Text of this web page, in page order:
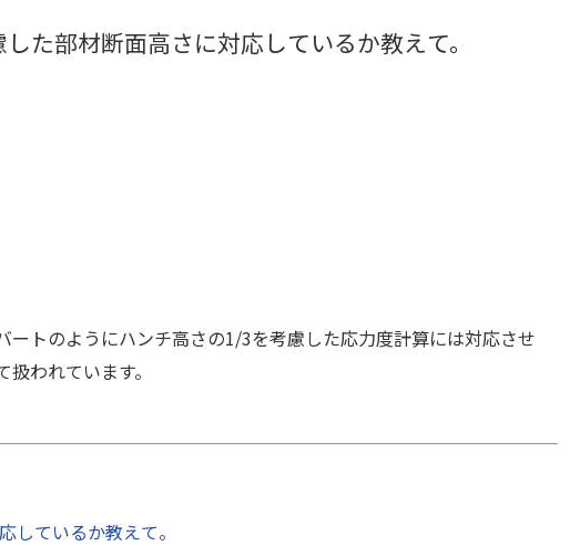
た部材断面高さに対応しているか教えて。
トのようにハンチ高さの1/3を考慮した応力度計算には対応させ
われています。
ているか教えて。